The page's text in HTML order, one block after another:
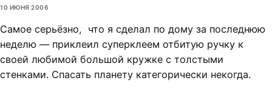
10 ИЮНЯ 2006
Самое серьёзно, что я сделал по дому за последнюю
неделю — приклеил суперклеем отбитую ручку к
своей любимой большой кружке с толстыми
стенками. Спасать планету категорически некогда.